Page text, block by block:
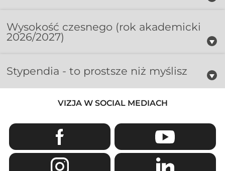
Wysokość czesnego (rok akademicki
2026/2027)
Stypendia - to prostsze niż myślisz
VIZJA W SOCIAL MEDIACH